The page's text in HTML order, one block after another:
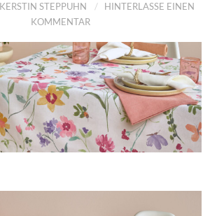
KERSTIN STEPPUHN
HINTERLASSE EINEN
KOMMENTAR